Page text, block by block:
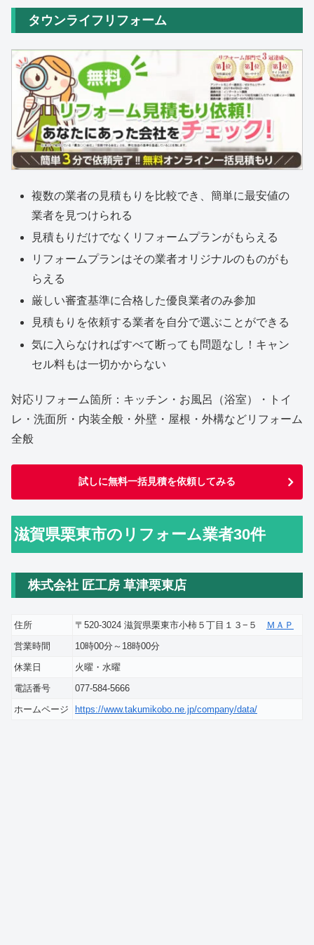
タウンライフリフォーム
複数の業者の見積もりを比較でき、簡単に最安値の
業者を見つけられる
見積もりだけでなくリフォームプランがもらえる
リフォームプランはその業者オリジナルのものがも
らえる
厳しい審査基準に合格した優良業者のみ参加
見積もりを依頼する業者を自分で選ぶことができる
気に入らなければすべて断っても問題なし！キャン
セル料もは一切かからない
対応リフォーム箇所：キッチン・お風呂（浴室）・トイ
レ・洗面所・内装全般・外壁・屋根・外構などリフォーム
全般
試しに無料一括見積を依頼してみる
滋賀県栗東市のリフォーム業者30件
株式会社 匠工房 草津栗東店
住所 〒520-3024 滋賀県栗東市小柿５丁目１３−５
ＭＡＰ
営業時間
10時00分～18時00分
休業日
火曜・水曜
電話番号
077-584-5666
ホームページ
https://www.takumikobo.ne.jp/company/data/